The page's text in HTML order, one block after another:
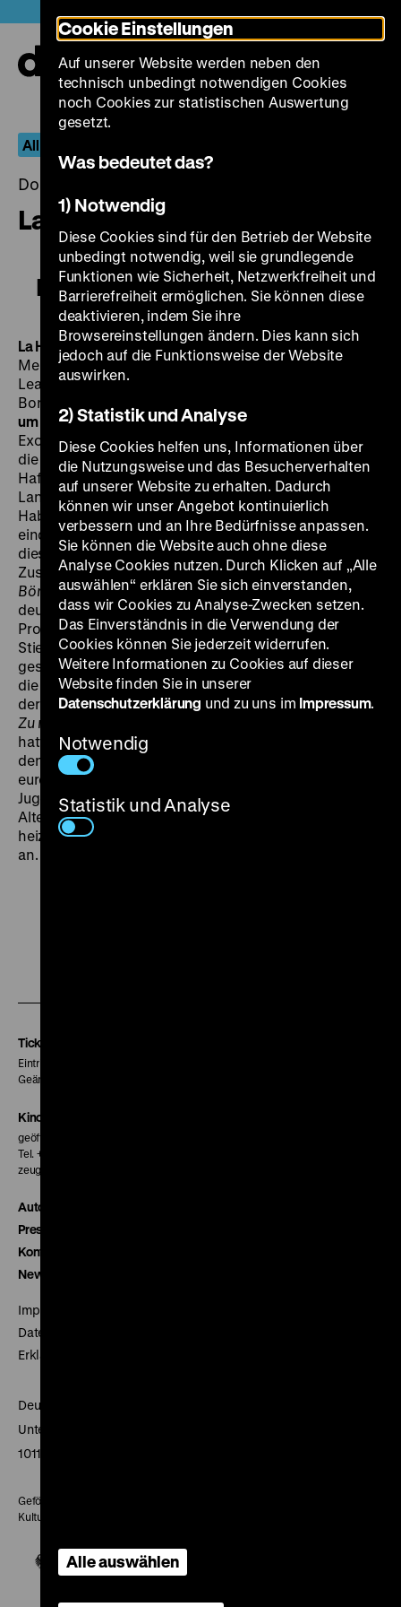
zum
Seiteninhalt
springen
All I Desire – Die Filme von Douglas Sirk
Donnerstag, 14. Juli 2016, 20.00 - 00.00 Uhr
La Habanera
La Habanera
La HabaneraD 1937, R: Detlef Sierck, B: Gerhard
Menzel, K: Franz Weihmayr, M: Lothar Brühne, D: Zarah
Leander, Ferdinand Marian, Karl Martell, Julia Serda,
Boris Alekin, 97‘
um 18.30 Uhr · Einführung am 16.09.: Philipp Stiasny
Exotistisches Spektakelkino à la Ufa: „[Sirk] zeichnet
die Atmosphäre des Süd-Komplexes mit Stierkampf,
Hafenszenen, Straßensängerinnen,
Landschaftsmotiven und der immer wiederkehrenden
Habanera, einer Art Nationallied auf Puerto Rico, so
eindringlich, daß der vitale und vegetative Zauber
dieser Welt und die Macht ihrer Verlockung auch dem
Zuschauer zum Erlebnis wird.“ (Frank Maraun, Berliner
Börsen-Zeitung, 20.12.1937). Für seinen letzten
deutschen Film kann Sirk noch einmal den gesamten
Produktionsapparat der Ufa mobilisieren – sogar eine
Stierkampfarena wird für ihn aus dem Boden
gestampft. In erster Linie ist La Habanerafreilich auf
die Hauptdarstellerin Zarah Leander zugeschnitten,
der der Regisseur kurz vorher durch seinen Erfolgsfilm
Zu neuen Ufern
hatte. Diesmal liebt und heiratet Leander in Puerto Rico
den falschen Mann. Bald sehnt sie sich nach der
europäischen Heimat, erst recht, nachdem ein
Jugendfreund auftaucht und sich als erotische
Alternative anbietet. Ein grassierendes Tropenfieber
heizt die fiebrig-melodramatische Stimmung zusätzlich
an. (lf)
Tickets
Eintritt 5 €
Geänderte Preise sind im Programm vermerkt.
Kinokasse
geöffnet 30 Minuten vor Beginn der ersten Vorstellung
Tel. + 49 30 20304-770
zeughauskino@dhm.de
Autor*innen
Presse
Kontakt
Newsletter
Impressum
Datenschutz
Erklärung digitale Barrierefreiheit
Deutsches Historisches Museum
Unter den Linden 2
10117 Berlin
Gefördert mit Mitteln des Beauftragten der Bundesregierung für
Kultur und Medien
Cookie Einstellungen
Auf unserer Website werden neben den
technisch unbedingt notwendigen Cookies
noch Cookies zur statistischen Auswertung
gesetzt.
Was bedeutet das?
1) Notwendig
Diese Cookies sind für den Betrieb der Website
unbedingt notwendig, weil sie grundlegende
Funktionen wie Sicherheit, Netzwerkfreiheit und
Barrierefreiheit ermöglichen. Sie können diese
deaktivieren, indem Sie ihre
Browsereinstellungen ändern. Dies kann sich
jedoch auf die Funktionsweise der Website
auswirken.
2) Statistik und Analyse
Diese Cookies helfen uns, Informationen über
die Nutzungsweise und das Besucherverhalten
auf unserer Website zu erhalten. Dadurch
können wir unser Angebot kontinuierlich
verbessern und an Ihre Bedürfnisse anpassen.
Sie können die Website auch ohne diese
Analyse Cookies nutzen. Durch Klicken auf „Alle
auswählen“ erklären Sie sich einverstanden,
dass wir Cookies zu Analyse-Zwecken setzen.
Das Einverständnis in die Verwendung der
Cookies können Sie jederzeit widerrufen.
Weitere Informationen zu Cookies auf dieser
Website finden Sie in unserer
Datenschutzerklärung und zu uns im Impressum.
Notwendig
Statistik und Analyse
Alle auswählen